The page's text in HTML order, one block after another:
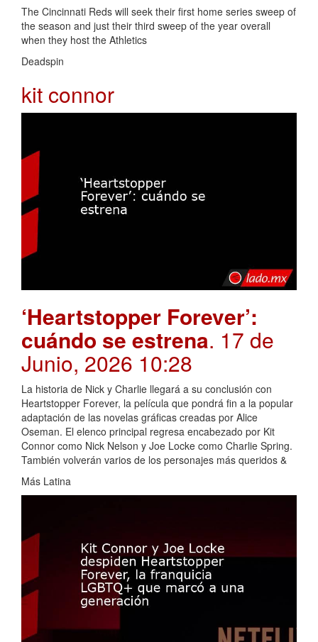
The Cincinnati Reds will seek their first home series sweep of
the season and just their third sweep of the year overall
when they host the Athletics
Deadspin
kit connor
‘Heartstopper Forever’:
cuándo se estrena. 17 de
Junio, 2026 10:28
La historia de Nick y Charlie llegará a su conclusión con
Heartstopper Forever, la película que pondrá fin a la popular
adaptación de las novelas gráficas creadas por Alice
Oseman. El elenco principal regresa encabezado por Kit
Connor como Nick Nelson y Joe Locke como Charlie Spring.
También volverán varios de los personajes más queridos &
Más Latina